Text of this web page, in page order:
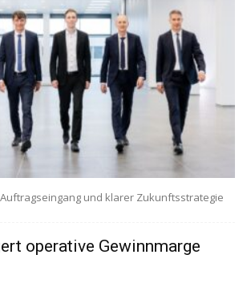
Auftragseingang und klarer Zukunftsstrategie
operative Gewinnmarge